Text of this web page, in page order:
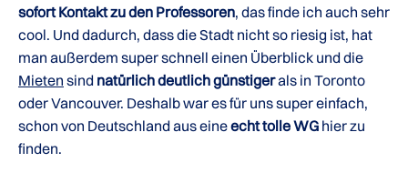
sofort Kontakt zu den Professoren, das finde ich auch sehr
cool. Und dadurch, dass die Stadt nicht so riesig ist, hat
man außerdem super schnell einen Überblick und die
Mieten sind natürlich deutlich günstigerals in Toronto
oder Vancouver. Deshalb war es für uns super einfach,
schon von Deutschland aus eineecht tolle WG hier zu
finden.